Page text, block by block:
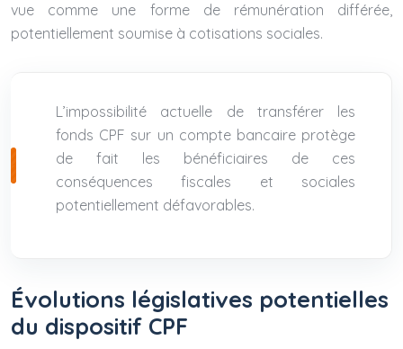
vue comme une forme de rémunération différée,
potentiellement soumise à cotisations sociales.
L’impossibilité actuelle de transférer les
fonds CPF sur un compte bancaire protège
de fait les bénéficiaires de ces
conséquences fiscales et sociales
potentiellement défavorables.
Évolutions législatives potentielles
du dispositif CPF